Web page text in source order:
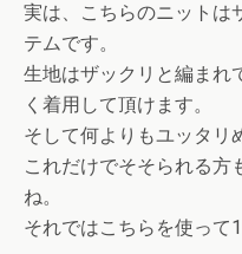
実は、こちらのニットは
テムです。
生地はザックリと編まれ
く着用して頂けます。
そして何よりもユッタリ
これだけでそそられる方
ね。
それではこちらを使って1